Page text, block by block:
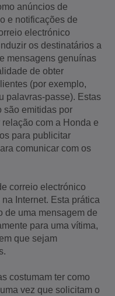
anúncios de
e notificações de
electrónico
os destinatários a
mensagens genuínas
de obter
(por exemplo,
palavras-passe). Estas
são emitidas por
com a Honda e
para publicitar
comunicar com os
correio electrónico
Internet. Esta prática
de uma mensagem de
para uma vítima,
que sejam
costumam ter como
vez que solicitam o